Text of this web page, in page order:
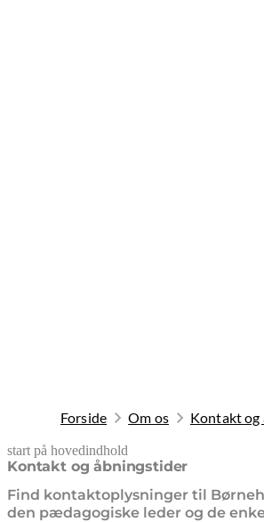
Forside Om os Kontakt og
start på hovedindhold
Kontakt og åbningstider
Find kontaktoplysninger til
den pædagogiske leder og de
senest opdateret 9. februar 2026